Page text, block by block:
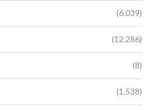
(6.039)
(12.286)
(8)
(1.538)